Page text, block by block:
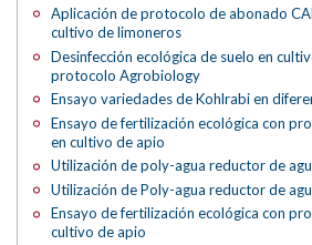
Aplicación de protocolo de abonado
cultivo de limoneros
Desinfección ecológica de suelo en
protocolo Agrobiology
Ensayo variedades de Kohlrabi en
Ensayo de fertilización ecológica con
en cultivo de apio
Utilización de poly-agua reductor de
Utilización de Poly-agua reductor de
Ensayo de fertilización ecológica con
cultivo de apio